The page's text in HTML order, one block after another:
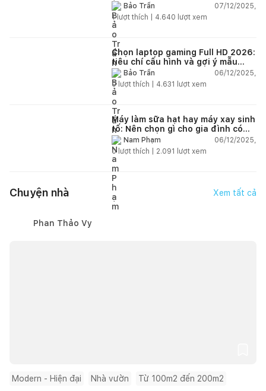
Bảo Trần
07/12/2025,
1lượt thích | 4.640 lượt xem
Chọn laptop gaming Full HD 2026:
tiêu chí cấu hình và gợi ý mẫu
đáng mua
Bảo Trần
06/12/2025,
0lượt thích | 4.631 lượt xem
Máy làm sữa hạt hay máy xay sinh
tố: Nên chọn gì cho gia đình có
trẻ nhỏ (2–4 người)?
Nam Phạm
06/12/2025,
0lượt thích | 2.091 lượt xem
Chuyện nhà Xem tất cả
Phan Thảo Vy
Modern - Hiện đại Nhà vườn Từ 100m2 đến 200m2